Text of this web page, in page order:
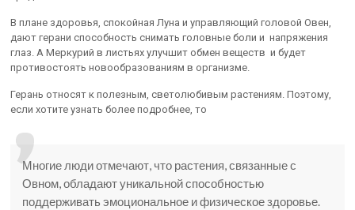
В плане здоровья, спокойная Луна и управляющий головой Овен,
дают герани способность снимать головные боли и напряжения
глаз. А Меркурий в листьях улучшит обмен веществ и будет
противостоять новообразованиям в организме.
Герань относят к полезным, светолюбивым растениям. Поэтому,
если хотите узнать более подробнее, то
Многие люди отмечают, что растения, связанные с
Овном, обладают уникальной способностью
поддерживать эмоциональное и физическое здоровье.